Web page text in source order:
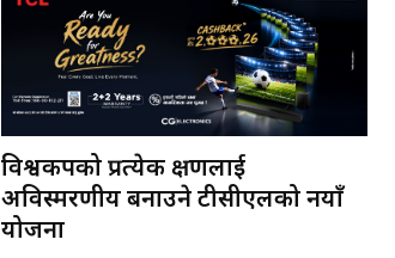
विश्वकपको प्रत्येक क्षणलाई
अविस्मरणीय बनाउने टीसीएलको नयाँ
योजना